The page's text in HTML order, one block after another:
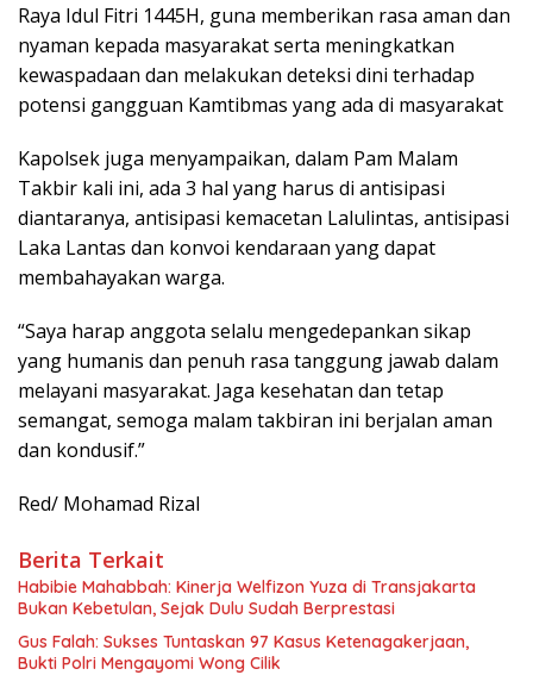
Raya Idul Fitri 1445H, guna memberikan rasa aman dan
nyaman kepada masyarakat serta meningkatkan
kewaspadaan dan melakukan deteksi dini terhadap
potensi gangguan Kamtibmas yang ada di masyarakat
Kapolsek juga menyampaikan, dalam Pam Malam
Takbir kali ini, ada 3 hal yang harus di antisipasi
diantaranya, antisipasi kemacetan Lalulintas, antisipasi
Laka Lantas dan konvoi kendaraan yang dapat
membahayakan warga.
“Saya harap anggota selalu mengedepankan sikap
yang humanis dan penuh rasa tanggung jawab dalam
melayani masyarakat. Jaga kesehatan dan tetap
semangat, semoga malam takbiran ini berjalan aman
dan kondusif.”
Red/ Mohamad Rizal
Berita Terkait
Habibie Mahabbah: Kinerja Welfizon Yuza di Transjakarta
Bukan Kebetulan, Sejak Dulu Sudah Berprestasi
Gus Falah: Sukses Tuntaskan 97 Kasus Ketenagakerjaan,
Bukti Polri Mengayomi Wong Cilik